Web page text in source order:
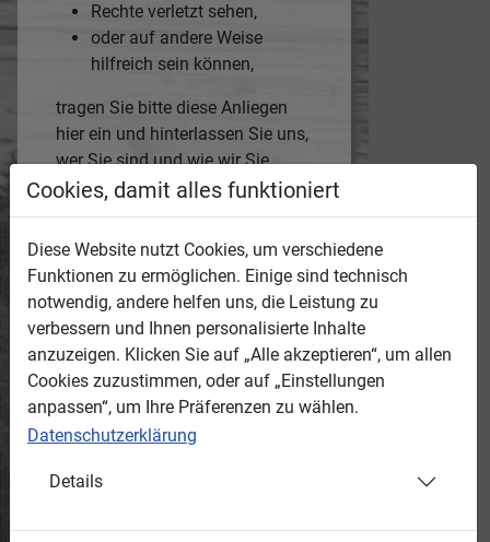
Rechte verletzt sehen,
oder auf andere Weise
hilfreich sein können,
tragen Sie bitte diese Anliegen
hier ein und hinterlassen Sie uns,
wer Sie sind und wie wir Sie
erreichen können.
Die Medien-ID des jeweiligen
Mediums wird automatisch mit
übertragen.
Anonyme Hinweise werden wir
nicht bearbeiten!
Grund:
Ihr Hinweis:
Cookies, damit alles funktioniert
Diese Website nutzt Cookies, um verschiedene
Funktionen zu ermöglichen. Einige sind technisch
notwendig, andere helfen uns, die Leistung zu
verbessern und Ihnen personalisierte Inhalte
anzuzeigen. Klicken Sie auf „Alle akzeptieren“, um allen
Cookies zuzustimmen, oder auf „Einstellungen
anpassen“, um Ihre Präferenzen zu wählen.
Datenschutzerklärung
Details